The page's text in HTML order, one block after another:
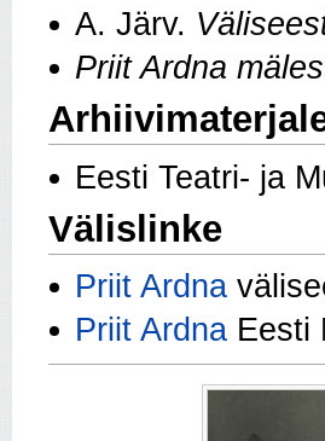
A. Järv.
Priit Ardna
Eesti Teatri- ja
Välislinke
Priit Ardna
Priit Ardna Eesti